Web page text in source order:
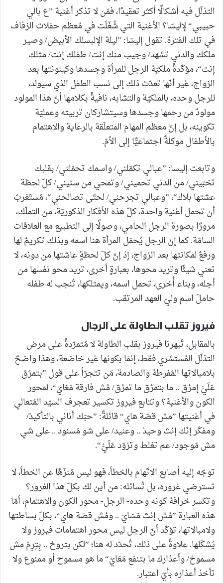
التذلّل فيه أشكالًا أكثر تعقيدًا، فمَن لا تذكر أغنية ”ع بالي
حبيبي“ لإليسّا؟ الأغنية التي شُغّلَت في مُعظم حفلات الزفاف
في تلك الفترة. تقول إليسّا: ”ليلة الإلبسلك الأبيض/ وصير
ملكك والدني تشهد/ وجيب منك إنت/ طفلك إنت/ مثلك
إنت“، مؤكّدةً ملكيّة الرجل للمرأة وجسدها وكينونتها بعد
الزواج، غير أنّها تعدّت ذلك إلى نسب الطفل الذي سيولد،
للرجل وحده، بالملكيّة والتشابه، نافيةً بكلامها أنّ هذا المولود
مولودٌ من رحمها وجسدها وسيتشاركان تربيته وعمليّة
تكوينه، بل إنّ معظم المهام المتعلّقة بالرعاية والاهتمام
بالأطفال موكلةٌ اجتماعيًّا إلى الأمّ.
وتابعت إليسا: ”عبالي تكمّلني/ واسمك تحمّلني/ بقلبك
تخبّيني/ من الدني تحميني/ وتمحي من سنيني/ كلّ لحظة
عشتها بلاك“، ”وعبالي تجرحني/ لحتّى تصالحني“، مُستَغربٌ
أن تحمل أغنية واحدة، كلّ هذه الأفكار الذكوريّة، من التملّك،
مرورًا بصورة الرجل الحامي، وصولًا إلى التطبيع مع العلاقات
السامّة. كما إنّ الرجل يُحمّل المرأة هنا اسمه وبذلك تكريمٌ لها
ورفعٌ لمكانتها بعد الزواج، إذ إنّ كلّ لحظةٍ عاشتها من دونه، لا
تعني شيئًا وتريد محوها، بعبارةٍ أخرى، تريد محو نفسها من
أجله، وبناء أُخرى، تحمل اسمه، ويمتلكها، تُنجب له طفله
حاملَ اسم وليّ العهد المرتقب.
فيروز تقلب الطاولة على الرجال
بالمقابل، تُبهرنا فيروز بقلب الطاولة لا مُتمرّدةً على مرض
التذلّل المُستشري فقط، إنمّا بكونها غير خاضعة، وهذا واضحٌ
بلامبالاتها المُفرطة والصادمة، مَن تتجرّأ على قول ”بتمرُق
عَلَيّْ إمرُق .. ما بتمرُق ما تمرُق/ مُش فارقة مْعَايْ“، لمحور
الكون والأغنية؟ وتتابع فيروز تكسير تعجرف السيّد المُتعالي
في أغنيتها ”مش قصّة هاي“ قائلةً: ”حبّك أناني بالتأكيدْ/
ومفكّر إنّك إنتَ وحيدْ .. وعنيد/ على شو مَسنود .. على شي
مش مَوجود/ عم تغلط وتزوّد عَلَيّْ“.
توجّه إليه أصابع الاتّهام بالخطأ، فهو ليس مُنزّهًا عن الخطأ، لا
تسترضي غروره، بل تُسائله: من أين لك بكلّ هذا الغرور؟
وتكسر خرافة كونه وحده- الرجل- محور الكون والاهتمام، أمّا
هذه العبارة ”مُش إنتَ مَسَايْ .. ومُش قصّة هاي“، بكلّ بساطتها
ولامبالاتها، تؤكّد أنّ الرجل ليس محور اهتمامات فيروز ولا
يُشكّلها. علاوةً على ذلك، تُحدّد له هنا؛ ”لكن بتروحْ .. بِتِرِمْ مش
مسموحْ/ وأعذارك ما بتنفع مَعَايْ“ ما هو مسموح أو ممنوع ولا
تأخذ أعذاره بأيّ اعتبار.